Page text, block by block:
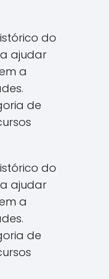
do
ajudar
a
de
do
ajudar
a
de